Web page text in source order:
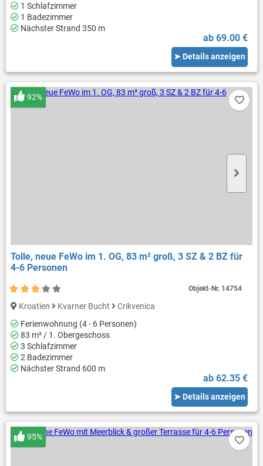
1 Schlafzimmer
1 Badezimmer
Nächster Strand 350 m
ab 69.00 €
➤ Details anzeigen
Tolle, neue FeWo im 1. OG, 83 m² groß, 3 SZ & 2 BZ für
4-6 Personen
92%
Kroatien Kvarner Bucht
Crikvenica
Ferienwohnung (4 - 6 Personen)
83 m² / 1. Obergeschoss
3 Schlafzimmer
2 Badezimmer
Nächster Strand 600 m
ab 62.35 €
➤ Details anzeigen
Objekt-Nr. 14754
95%